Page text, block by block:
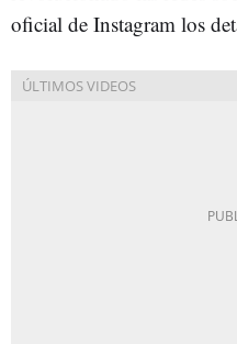
oficial de Instagram los